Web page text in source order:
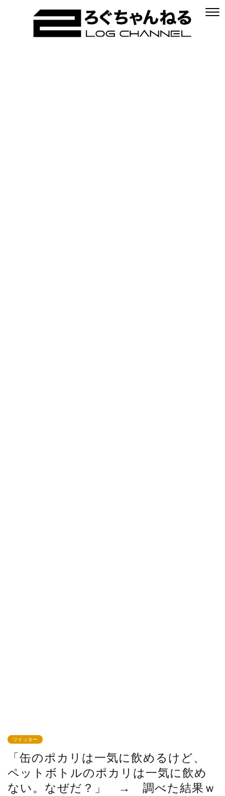
ツイッター
「缶のポカリは一気に飲めるけど、
ペットボトルのポカリは一気に飲め
ない。なぜだ？」 → 調べた結果ｗ